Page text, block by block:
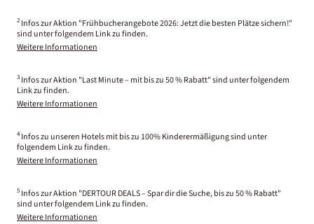
2 Infos zur Aktion "Frühbucherangebote 2026: Jetzt die besten Plätze sichern!"
sind unter folgendem Link zu finden.
Weitere Informationen
3 Infos zur Aktion "Last Minute – mit bis zu 50 % Rabatt" sind unter folgendem
Link zu finden.
Weitere Informationen
4 Infos zu unseren Hotels mit bis zu 100% Kinderermäßigung sind unter
folgendem Link zu finden.
Weitere Informationen
5 Infos zur Aktion "DERTOUR DEALS – Spar dir die Suche, bis zu 50 % Rabatt"
sind unter folgendem Link zu finden.
Weitere Informationen